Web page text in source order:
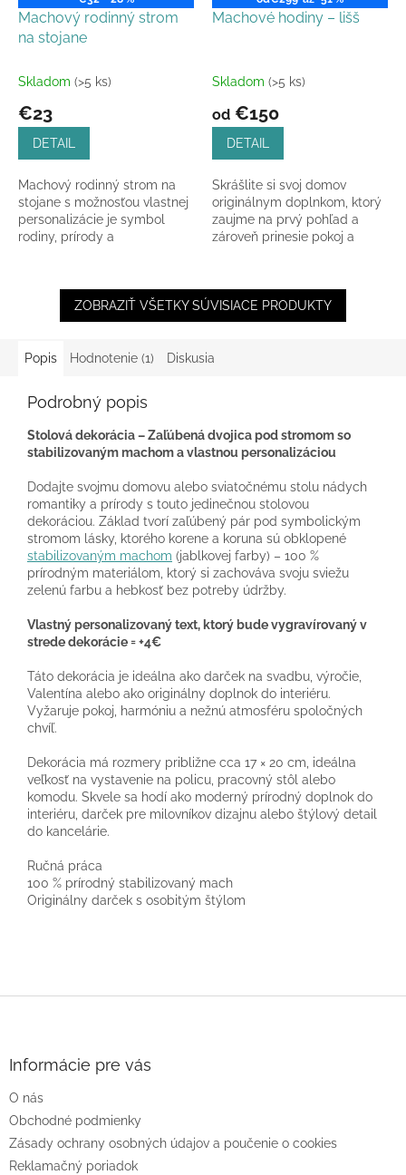
Machový rodinný strom
na stojane
Skladom (>5 ks)
€23
DETAIL
Machový rodinný strom na
stojane s možnosťou vlastnej
personalizácie je symbol
rodiny, prírody a
Machové hodiny – lišš
Skladom (>5 ks)
od €150
DETAIL
Skrášlite si svoj domov
originálnym doplnkom, ktorý
zaujme na prvý pohľad a
zároveň prinesie pokoj a
zo...
ZOBRAZIŤ VŠETKY SÚVISIACE PRODUKTY
Popis Hodnotenie (1) Diskusia
Podrobný popis
Stolová dekorácia – Zaľúbená dvojica pod stromom so
stabilizovaným machom a vlastnou personalizáciou
Dodajte svojmu domovu alebo sviatočnému stolu nádych
romantiky a prírody s touto jedinečnou stolovou
dekoráciou. Základ tvorí zaľúbený pár pod symbolickým
stromom lásky, ktorého korene a koruna sú obklopené
stabilizovaným machom (jablkovej farby) – 100 %
prírodným materiálom, ktorý si zachováva svoju sviežu
zelenú farbu a hebkosť bez potreby údržby.
Vlastný personalizovaný text, ktorý bude vygravírovaný v
strede dekorácie = +4€
Táto dekorácia je ideálna ako darček na svadbu, výročie,
Valentína alebo ako originálny doplnok do interiéru.
Vyžaruje pokoj, harmóniu a nežnú atmosféru spoločných
chvíľ.
Dekorácia má rozmery približne cca 17 × 20 cm, ideálna
veľkosť na vystavenie na policu, pracovný stôl alebo
komodu. Skvele sa hodí ako moderný prírodný doplnok do
interiéru, darček pre milovníkov dizajnu alebo štýlový detail
do kancelárie.
Ručná práca
100 % prírodný stabilizovaný mach
Originálny darček s osobitým štýlom
e
Informácie pre vás
O nás
Obchodné podmienky
Zásady ochrany osobných údajov a poučenie o cookies
Reklamačný poriadok